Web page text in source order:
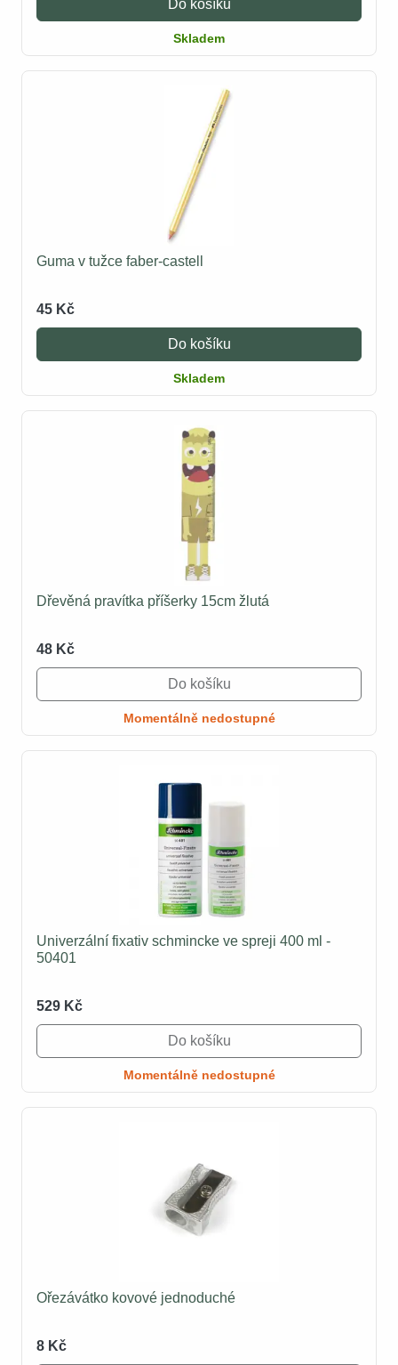
Do košíku
Skladem
Guma v tužce faber-castell
45 Kč
Do košíku
Skladem
Dřevěná pravítka příšerky 15cm žlutá
48 Kč
Do košíku
Momentálně nedostupné
Univerzální fixativ schmincke ve spreji 400 ml -
50401
529 Kč
Do košíku
Momentálně nedostupné
Ořezávátko kovové jednoduché
8 Kč